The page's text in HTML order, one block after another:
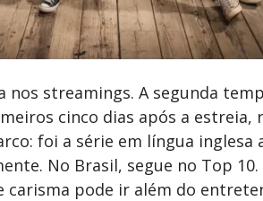
streamings. A segunda
cinco dias após a
foi a série em língua
No Brasil, segue no Top
pode ir além do